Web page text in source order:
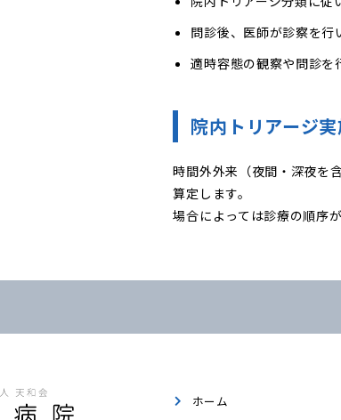
問診後、医師が診察を行
適時容態の観察や問診を
院内トリアージ
時間外外来（夜間・深夜を
算定します。
場合によっては診療の順序
ホーム